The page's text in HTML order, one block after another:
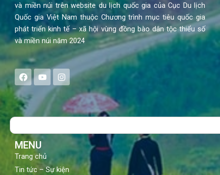
và miền núi trên website du lịch quốc gia của Cục Du lịch
Quốc gia Việt Nam thuộc Chương trình mục tiêu quốc gia
phát triển kinh tế – xã hội vùng đồng bào dân tộc thiểu số
và miền núi năm 2024
F
a
e
b
o
Y
o
t
u
b
I
n
s
a
g
Search
MENU
Trang chủ
Tin tức – Sự kiện